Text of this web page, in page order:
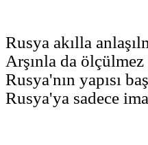
Rusya akılla
Arşınla da ölçülmez
Rusya'nın yapısı
Rusya'ya sadece